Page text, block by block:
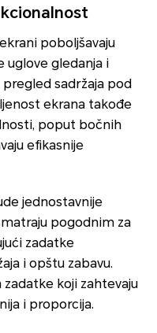
poboljšavaju
uglove gledanja i
pregled sadržaja pod
ekrana takođe
poput bočnih
efikasnije
jednostavnije
pogodnim za
zadatke
i opštu zabavu.
zadatke koji zahtevaju
i proporcija.